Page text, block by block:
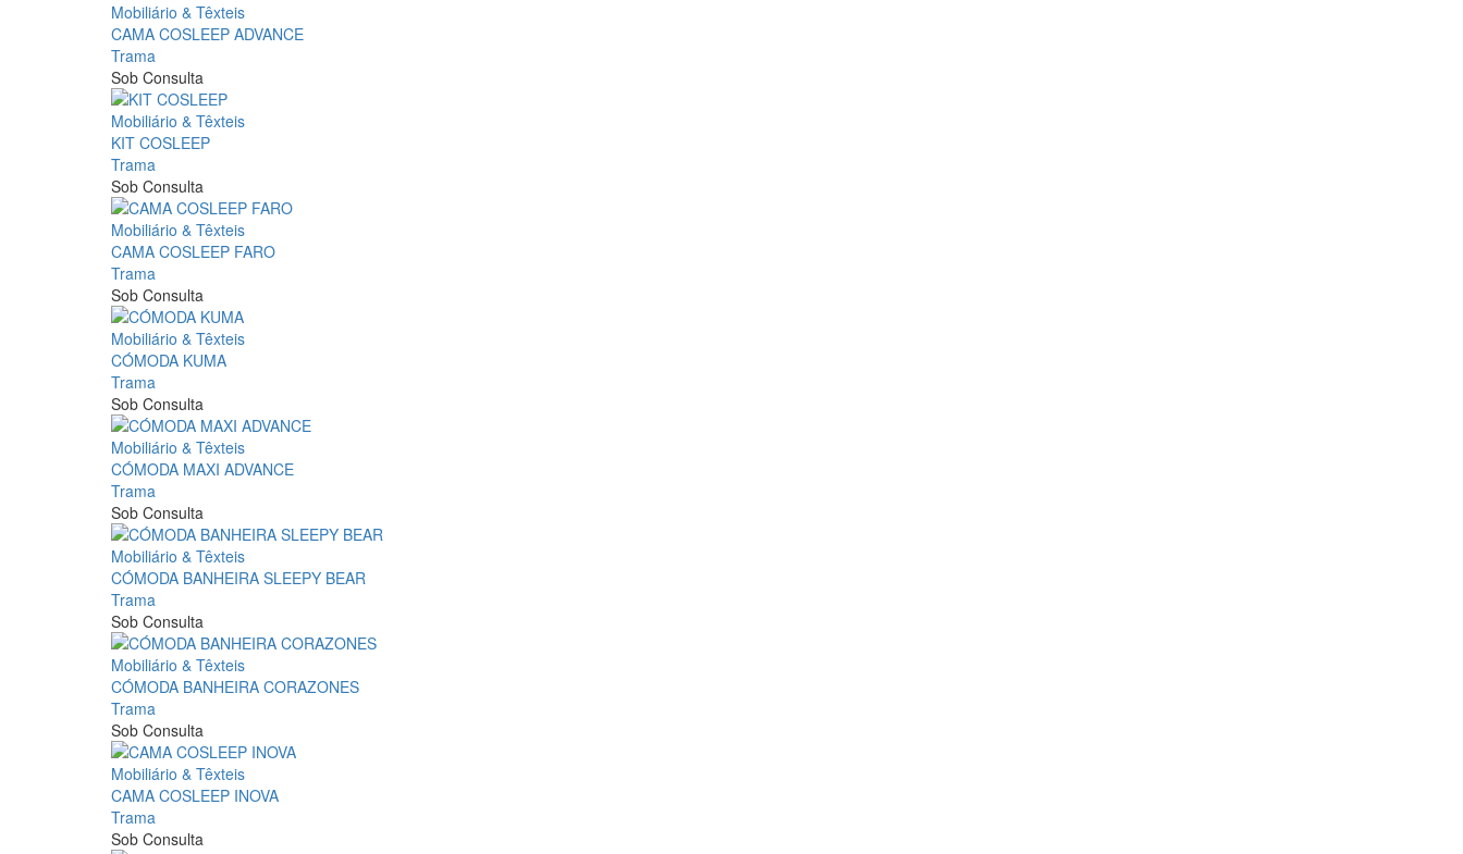
Mobiliário & Têxteis
CAMA COSLEEP ADVANCE
Trama
Sob Consulta
Mobiliário & Têxteis
KIT COSLEEP
Trama
Sob Consulta
Mobiliário & Têxteis
CAMA COSLEEP FARO
Trama
Sob Consulta
Mobiliário & Têxteis
CÓMODA KUMA
Trama
Sob Consulta
Mobiliário & Têxteis
CÓMODA MAXI ADVANCE
Trama
Sob Consulta
Mobiliário & Têxteis
CÓMODA BANHEIRA SLEEPY BEAR
Trama
Sob Consulta
Mobiliário & Têxteis
CÓMODA BANHEIRA CORAZONES
Trama
Sob Consulta
Mobiliário & Têxteis
CAMA COSLEEP INOVA
Trama
Sob Consulta